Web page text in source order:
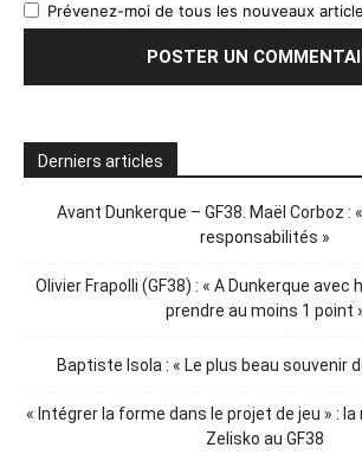
Prévenez-moi de tous les nouveaux
Derniers articles
Avant Dunkerque – GF38. Maël Corboz :
responsabilités »
Olivier Frapolli (GF38) : « A Dunkerque
prendre au moins 1 point
Baptiste Isola : « Le plus beau souvenir
« Intégrer la forme dans le projet de jeu » : la
Zelisko au GF38